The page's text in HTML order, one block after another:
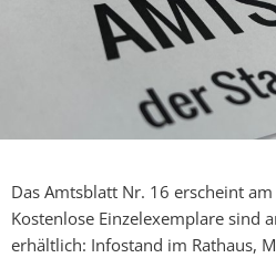
Das Amtsblatt Nr. 16 erscheint
Kostenlose Einzelexemplare sind
erhältlich: Infostand im Rathaus,